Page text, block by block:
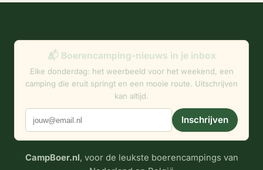
📬 Boerencamping-nieuws in je inbox
Elke donderdag: het weerbeeld voor het weekend, een
camping die eruit springt en een mooie route. Uitschrijven
kan altijd.
Inschrijven
CampBoer.nl, voor de leukste boerencampings van